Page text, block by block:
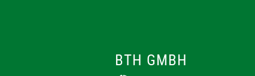
BTH GMBH